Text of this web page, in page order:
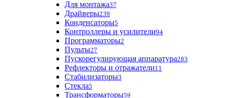
Для монтажа37
Драйверы239
Конденсаторы5
Контроллеры и усилители94
Программаторы2
Пульты27
Пускорегулирующая аппаратура283
Рефлекторы и отражатели11
Стабилизаторы3
Стекла5
Трансформаторы59